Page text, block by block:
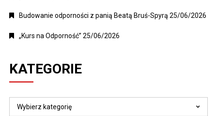
Budowanie odporności z panią Beatą Bruś-Spyrą 25/06/2026
„Kurs na Odporność” 25/06/2026
KATEGORIE